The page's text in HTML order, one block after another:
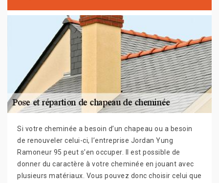
Si votre cheminée a besoin d’un chapeau ou a besoin
de renouveler celui-ci, l’entreprise Jordan Yung
Ramoneur 95 peut s’en occuper. Il est possible de
donner du caractère à votre cheminée en jouant avec
plusieurs matériaux. Vous pouvez donc choisir celui que